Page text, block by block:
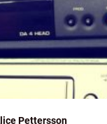
Pettersson